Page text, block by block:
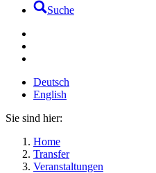
Suche
Deutsch
English
Sie sind hier:
Home
Transfer
Veranstaltungen